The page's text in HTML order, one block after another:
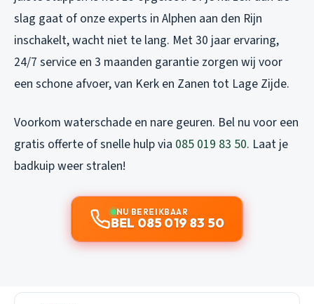
slag gaat of onze experts in Alphen aan den Rijn
inschakelt, wacht niet te lang. Met 30 jaar ervaring,
24/7 service en 3 maanden garantie zorgen wij voor
een schone afvoer, van Kerk en Zanen tot Lage Zijde.
Voorkom waterschade en nare geuren. Bel nu voor een
gratis offerte of snelle hulp via 085 019 83 50. Laat je
badkuip weer stralen!
NU BEREIKBAAR
BEL 085 019 83 50